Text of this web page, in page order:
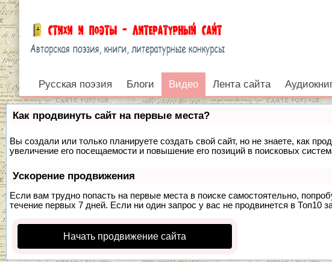
Видео
Войти
Русская поэзия Блоги Видео Лента сайта
Как продвинуть сайт на первые места?
Вы создали или только планируете создать свой сайт, но не знаете, как
увеличение его посещаемости и повышение его позиций в поисковых
Ускорение продвижения
Если вам трудно попасть на первые места в поиске самостоятельно,
течение первых 7 дней. Если ни один запрос у вас не продвинется в Топ10
Начать продвижение сайта